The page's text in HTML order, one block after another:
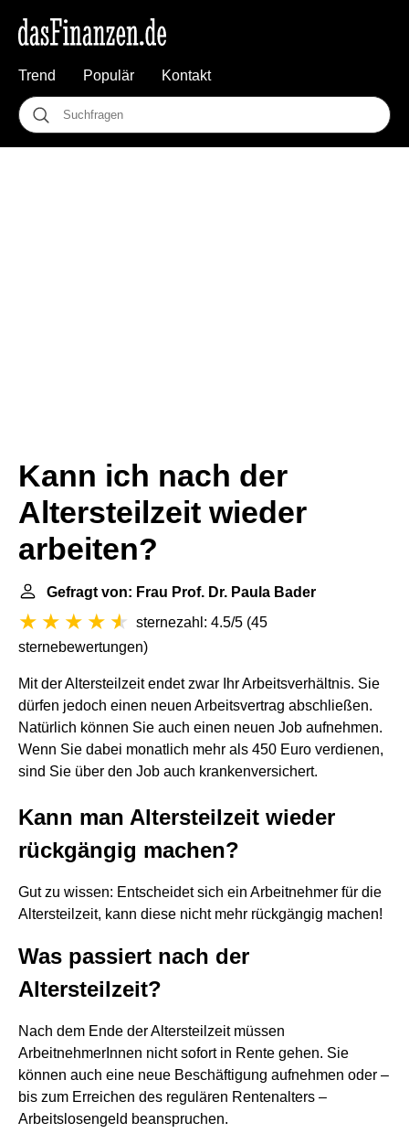
Trend Populär Kontakt
Kann ich nach der
Altersteilzeit wieder
arbeiten?
Gefragt von: Frau Prof. Dr. Paula Bader
sternezahl: 4.5/5 (45
sternebewertungen)
Mit der Altersteilzeit endet zwar Ihr Arbeitsverhältnis. Sie
dürfen jedoch einen neuen Arbeitsvertrag abschließen.
Natürlich können Sie auch einen neuen Job aufnehmen.
Wenn Sie dabei monatlich mehr als 450 Euro verdienen,
sind Sie über den Job auch krankenversichert.
Kann man Altersteilzeit wieder
rückgängig machen?
Gut zu wissen: Entscheidet sich ein Arbeitnehmer für die
Altersteilzeit, kann diese nicht mehr rückgängig machen!
Was passiert nach der
Altersteilzeit?
Nach dem Ende der Altersteilzeit müssen
ArbeitnehmerInnen nicht sofort in Rente gehen. Sie
können auch eine neue Beschäftigung aufnehmen oder –
bis zum Erreichen des regulären Rentenalters –
Arbeitslosengeld beanspruchen.